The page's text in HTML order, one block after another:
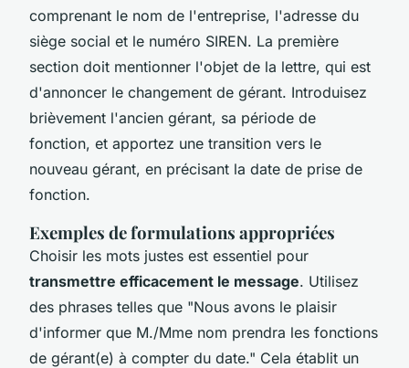
comprenant le nom de l'entreprise, l'adresse du
siège social et le numéro SIREN. La première
section doit mentionner l'objet de la lettre, qui est
d'annoncer le changement de gérant. Introduisez
brièvement l'ancien gérant, sa période de
fonction, et apportez une transition vers le
nouveau gérant, en précisant la date de prise de
fonction.
Exemples de formulations appropriées
Choisir les mots justes est essentiel pour
transmettre efficacement le message. Utilisez
des phrases telles que "Nous avons le plaisir
d'informer que M./Mme nom prendra les fonctions
de gérant(e) à compter du date." Cela établit un